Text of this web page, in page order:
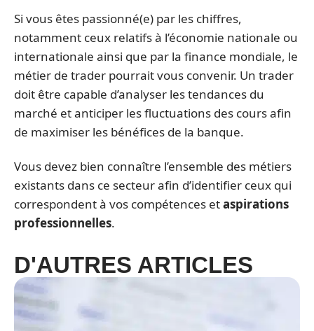
Si vous êtes passionné(e) par les chiffres,
notamment ceux relatifs à l’économie nationale ou
internationale ainsi que par la finance mondiale, le
métier de trader pourrait vous convenir. Un trader
doit être capable d’analyser les tendances du
marché et anticiper les fluctuations des cours afin
de maximiser les bénéfices de la banque.
Vous devez bien connaître l’ensemble des métiers
existants dans ce secteur afin d’identifier ceux qui
correspondent à vos compétences etaspirations
professionnelles.
D'AUTRES ARTICLES